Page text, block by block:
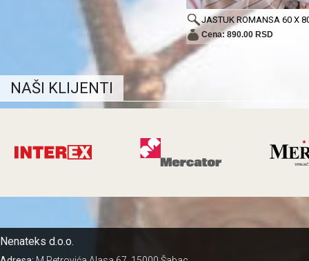
JASTUK ROMANSA 60 X
Cena: 890.00 RSD
NAŠI KLIJENTI
Nenateks d.o.o.